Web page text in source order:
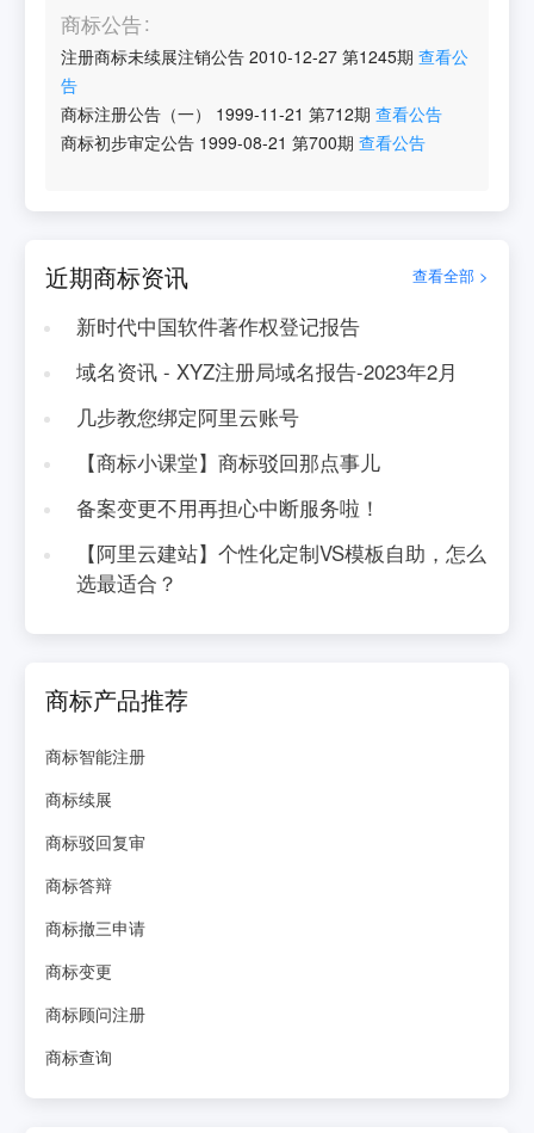
商标公告
注册商标未续展注销公告 2010-12-27 第1245期 查看公
告
商标注册公告（一）
1999-11-21 第712期 查看公告
商标初步审定公告 1999-08-21 第700期 查看公告
近期商标资讯 查看全部 >
新时代中国软件著作权登记报告
域名资讯 - XYZ注册局域名报告-2023年2月
几步教您绑定阿里云账号
【商标小课堂】商标驳回那点事儿
备案变更不用再担心中断服务啦！
【阿里云建站】个性化定制VS模板自助，怎么
选最适合？
商标产品推荐
商标智能注册
商标续展
商标驳回复审
商标答辩
商标撤三申请
商标变更
商标顾问注册
商标查询